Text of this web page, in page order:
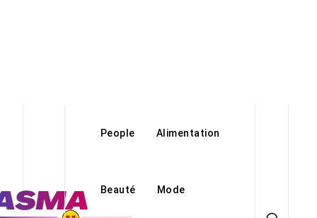
People Alimentation
Beauté Mode